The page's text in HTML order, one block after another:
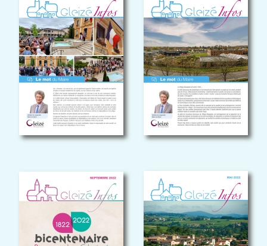
GLEIZÉ INFOS-
SEPTEMBRE 2022
Gleizé Infos-
Septembre 2022
GLEIZÉ INFOS
mai 2022
GLEIZÉ INFOS
septembre 2021
GLEIZÉ INFOS
mai 2021